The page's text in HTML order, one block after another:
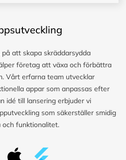
att skapa skräddarsydda
företag att växa och förbättra
Vårt erfarna team utvecklar
appar som anpassas efter
idé till lansering erbjuder vi
som säkerställer smidig
och funktionalitet.